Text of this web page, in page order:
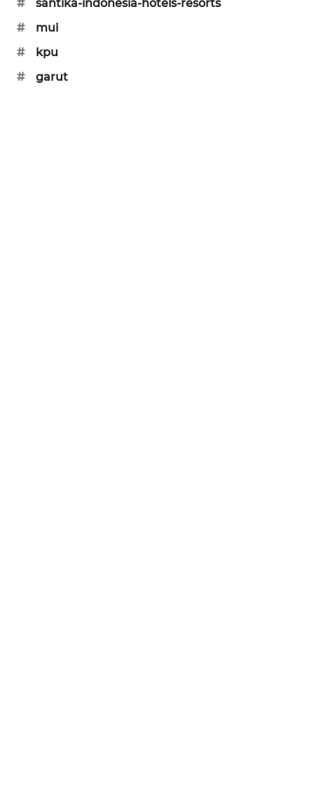
#
santika-indonesia-hotels-resorts
#
mui
#
kpu
#
garut
SONYA
NEWS